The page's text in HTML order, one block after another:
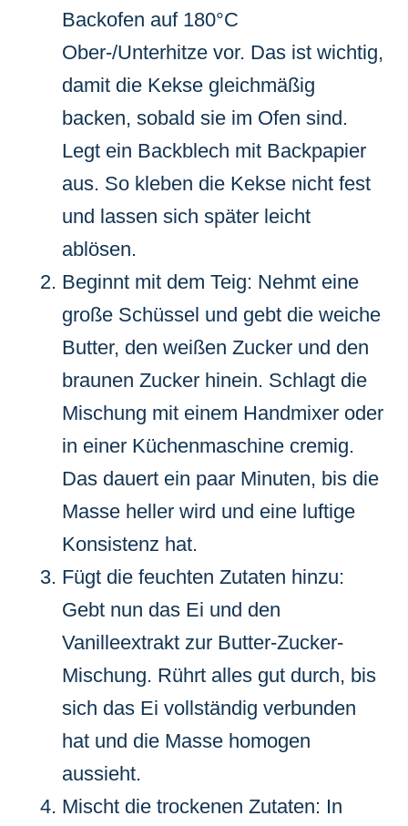
Backofen auf 180°C
Ober-/Unterhitze vor. Das ist wichtig,
damit die Kekse gleichmäßig
backen, sobald sie im Ofen sind.
Legt ein Backblech mit Backpapier
aus. So kleben die Kekse nicht fest
und lassen sich später leicht
ablösen.
Beginnt mit dem Teig: Nehmt eine
große Schüssel und gebt die weiche
Butter, den weißen Zucker und den
braunen Zucker hinein. Schlagt die
Mischung mit einem Handmixer oder
in einer Küchenmaschine cremig.
Das dauert ein paar Minuten, bis die
Masse heller wird und eine luftige
Konsistenz hat.
Fügt die feuchten Zutaten hinzu:
Gebt nun das Ei und den
Vanilleextrakt zur Butter-Zucker-
Mischung. Rührt alles gut durch, bis
sich das Ei vollständig verbunden
hat und die Masse homogen
aussieht.
Mischt die trockenen Zutaten: In